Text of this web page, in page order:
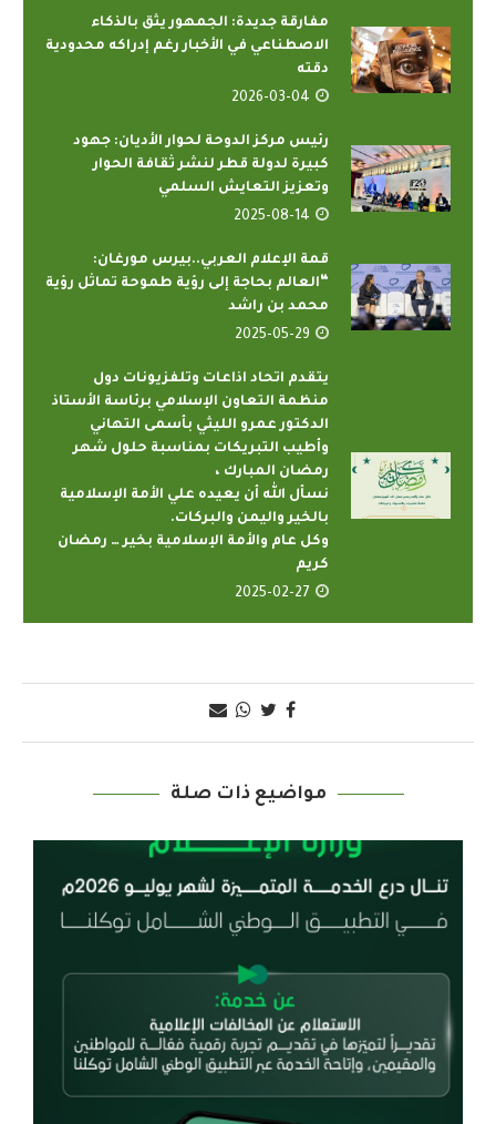
مفارقة جديدة: الجمهور يثق بالذكاء
الاصطناعي في الأخبار رغم إدراكه محدودية
دقته
2026-03-04
رئيس مركز الدوحة لحوار الأديان: جهود
كبيرة لدولة قطر لنشر ثقافة الحوار
وتعزيز التعايش السلمي
2025-08-14
قمة الإعلام العربي..بيرس مورغان:
“العالم بحاجة إلى رؤية طموحة تماثل رؤية
محمد بن راشد
2025-05-29
يتقدم اتحاد اذاعات وتلفزيونات دول
منظمة التعاون الإسلامي برئاسة الأستاذ
الدكتور عمرو الليثي بأسمى التهاني
وأطيب التبريكات بمناسبة حلول شهر
رمضان المبارك ،
نسأل الله أن يعيده علي الأمة الإسلامية
بالخير واليمن والبركات.
وكل عام والأمة الإسلامية بخير … رمضان
كريم
2025-02-27
مواضيع ذات صلة